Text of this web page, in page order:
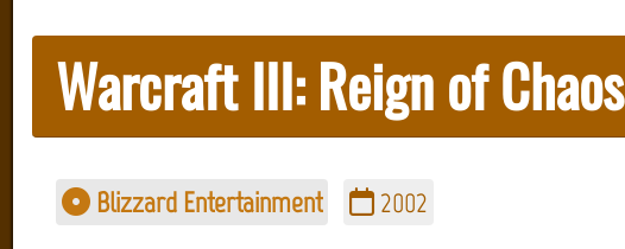
Warcraft III: Reign of Chaos
Blizzard Entertainment 2002